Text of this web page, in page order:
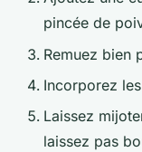
pincée de
Remuez bien
Incorporez
Laissez
laissez pas